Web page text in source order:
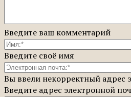
Введите ваш комментарий
Введите своё имя
Вы ввели некорректный адрес
Введите адрес электронной